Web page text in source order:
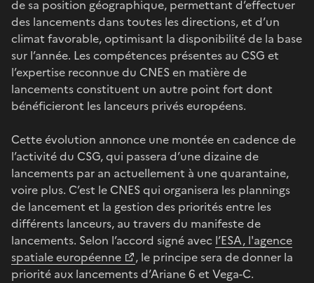
de sa position géographique, permettant d’effectuer
des lancements dans toutes les directions, et d’un
climat favorable, optimisant la disponibilité de la base
sur l’année. Les compétences présentes au CSG et
l’expertise reconnue du CNES en matière de
lancements constituent un autre point fort dont
bénéficieront les lanceurs privés européens.
Cette évolution annonce une montée en cadence de
l’activité du CSG, qui passera d’une dizaine de
lancements par an actuellement à une quarantaine,
voire plus. C’est le CNES qui organisera les plannings
de lancement et la gestion des priorités entre les
différents lanceurs, au travers du manifeste de
lancements. Selon l’accord signé avec l’ESA, l'agence
spatiale européenne
, le principe sera de donner la
priorité aux lancements d’Ariane 6 et Vega-C.